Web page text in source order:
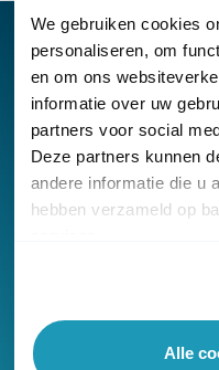
We gebruiken cookies
personaliseren, om
en om ons
informatie over uw
partners voor social
Deze partners kunnen
andere informatie die u
hebben verzameld op
Alle
©